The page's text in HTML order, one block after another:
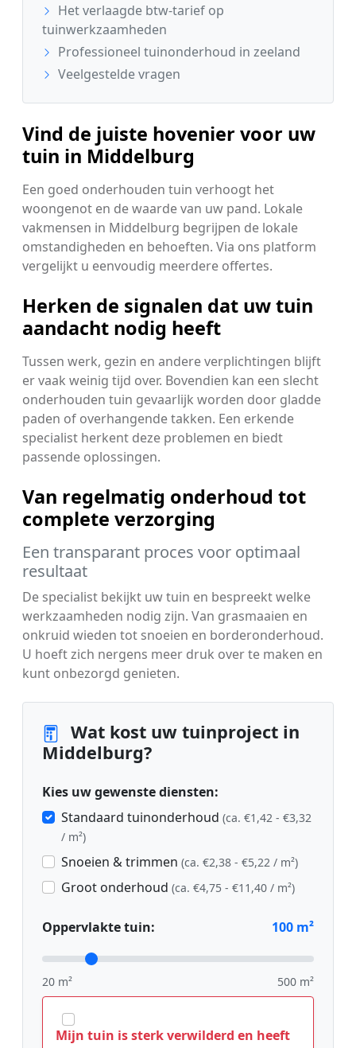
Het verlaagde btw-tarief op
tuinwerkzaamheden
Professioneel tuinonderhoud in zeeland
Veelgestelde vragen
Vind de juiste hovenier voor uw
tuin in Middelburg
Een goed onderhouden tuin verhoogt het
woongenot en de waarde van uw pand. Lokale
vakmensen in Middelburg begrijpen de lokale
omstandigheden en behoeften. Via ons platform
vergelijkt u eenvoudig meerdere offertes.
Herken de signalen dat uw tuin
aandacht nodig heeft
Tussen werk, gezin en andere verplichtingen blijft
er vaak weinig tijd over. Bovendien kan een slecht
onderhouden tuin gevaarlijk worden door gladde
paden of overhangende takken. Een erkende
specialist herkent deze problemen en biedt
passende oplossingen.
Van regelmatig onderhoud tot
complete verzorging
Een transparant proces voor optimaal
resultaat
De specialist bekijkt uw tuin en bespreekt welke
werkzaamheden nodig zijn. Van grasmaaien en
onkruid wieden tot snoeien en borderonderhoud.
U hoeft zich nergens meer druk over te maken en
kunt onbezorgd genieten.
Wat kost uw tuinproject in
Middelburg?
Kies uw gewenste diensten:
Standaard tuinonderhoud (ca. €1,42 - €3,32
/ m²)
Snoeien & trimmen (ca. €2,38 - €5,22 / m²)
Groot onderhoud (ca. €4,75 - €11,40 / m²)
Oppervlakte tuin: 100 m²
20 m² 500 m²
Mijn tuin is sterk verwilderd en heeft